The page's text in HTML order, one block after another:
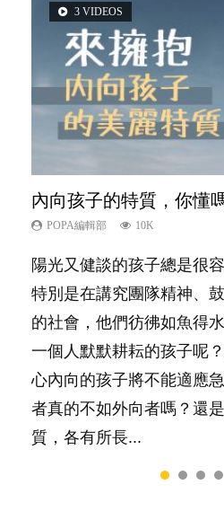
3 VIDEOS
內向孩子的特質，你懂
POPA編輯部 10K
陽光又健談的孩子總是很
特別是在講究團隊精神、
的社會，他們彷彿如魚得
一個人默默耕耘的孩子呢
心內向的孩子將不能適應
者真的不如外向者嗎？還
質，各有所長...
5 VIDEOS
夫妻必看！經營婚姻，
POPA編輯部 22.9K
你是不是也曾經以為只要
然能走到白頭，但生了孩
料？ 經營婚姻，不如我們
是大家說得那麼難。一起
2 VIDEOS
想孩子學好外語，點做
POPA編輯部 9.9K
有人話學多種語言越早開
間太多語言，會令孩子感
非？聽聽專家怎樣說，解
6 VIDEOS
孩子能力天注定？
POPA編輯部 7.9K
很多父母都希望孩子係個
太差，日常自理井井有條
一，還是魚與熊掌，不能
6 VIDEOS
愛孩子也別忘了愛自己
己的身心靈？
照顧孩子衣食住行、陪同
要陪玩製造親子時間，尚
務……當父母的，有千百
一樣重要至極的，總被遺
和心理健康。...